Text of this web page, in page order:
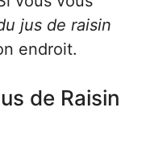
jus de raisin
endroit.
de Raisin